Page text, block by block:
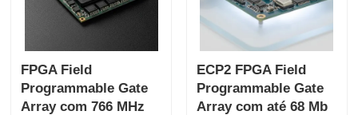
FPGA Field
Programmable Gate
Array com 766 MHz
ECP2 FPGA Field
Programmable Gate
Array com até 68 Mb